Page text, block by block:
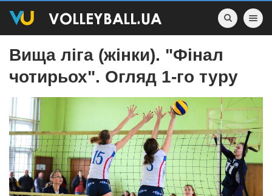
Toggle
Вища ліга (жінки). "Фінал
чотирьох". Огляд 1-го туру